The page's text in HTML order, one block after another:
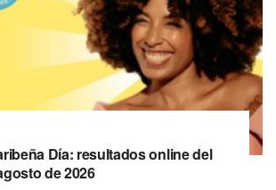
Día: resultados online del
de 2026